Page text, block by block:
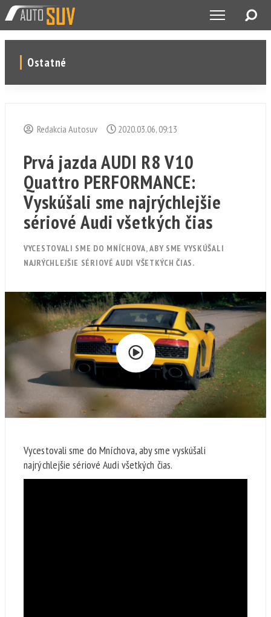
Ostatné
Redakcia Autosuv 2020.03.06, 09:13
Prvá jazda AUDI R8 V10
Quattro PERFORMANCE:
Vyskúšali sme najrýchlejšie
sériové Audi všetkých čias
VYCESTOVALI SME DO MNÍCHOVA, ABY SME VYSKÚŠALI
NAJRÝCHLEJŠIE SÉRIOVÉ AUDI VŠETKÝCH ČIAS.
Vycestovali sme do Mníchova, aby sme vyskúšali
najrýchlejšie sériové Audi všetkých čias.